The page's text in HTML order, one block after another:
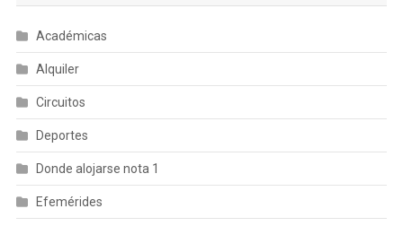
Académicas
Alquiler
Circuitos
Deportes
Donde alojarse nota 1
Efemérides